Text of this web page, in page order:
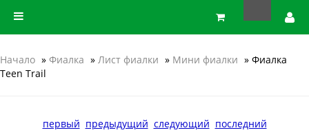
Начало » Фиалка » Лист фиалки » Мини фиалки » Фиалка
Teen Trail
первый предыдущий следующий последний